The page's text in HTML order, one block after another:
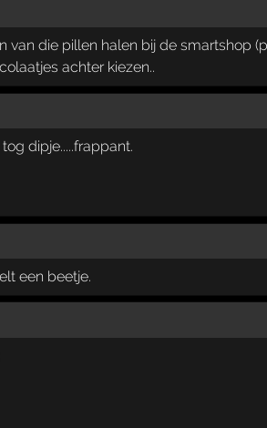
van die pillen halen bij de smartshop
achter kiezen..
dipje.....frappant.
een beetje.